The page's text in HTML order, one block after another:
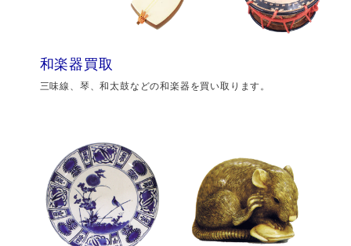
和楽器買取
三味線、琴、和太鼓などの和楽器を買い取ります。